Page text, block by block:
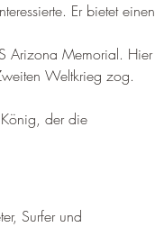
Er bietet einen
Arizona Memorial. Hier
Weltkrieg zog.
der die
Surfer und